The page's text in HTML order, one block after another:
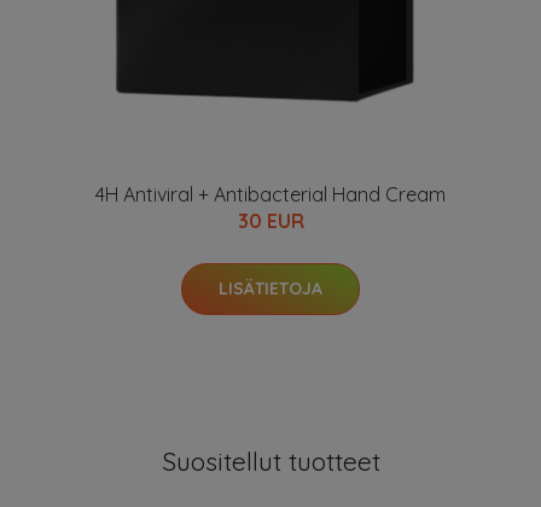
4H Antiviral + Antibacterial Hand Cream
30 EUR
LISÄTIETOJA
Suositellut tuotteet